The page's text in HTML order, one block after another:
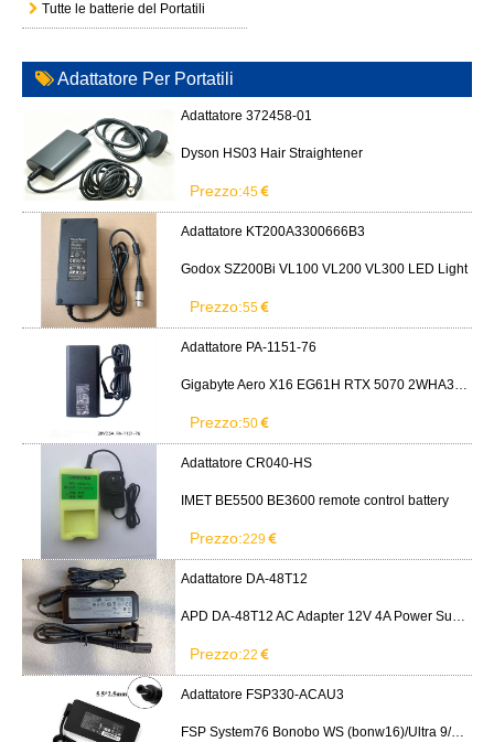
Tutte le batterie del Portatili
Adattatore Per Portatili
Adattatore 372458-01
Dyson HS03 Hair Straightener
Prezzo:45
Adattatore KT200A3300666B3
Godox SZ200Bi VL100 VL200 VL300 LED Light
Prezzo:55
Adattatore PA-1151-76
Gigabyte Aero X16 EG61H RTX 5070 2WHA3USC64AH LITEON PA-1151-76 150W adapter
Prezzo:50
Adattatore CR040-HS
IMET BE5500 BE3600 remote control battery
Prezzo:229
Adattatore DA-48T12
APD DA-48T12 AC Adapter 12V 4A Power Supply Cord
Prezzo:22
Adattatore FSP330-ACAU3
FSP System76 Bonobo WS (bonw16)/Ultra 9/RTX5090